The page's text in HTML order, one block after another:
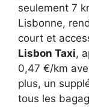
seulement 7
Lisbonne,
court et
Lisbon Taxi,
0,47 €/km
plus, un
tous les